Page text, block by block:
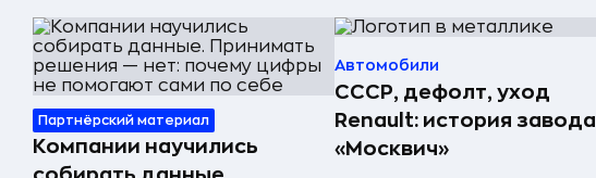
Партнёрский материал
Компании научились
Автомобили
СССР, дефолт, уход
Renault: история завода
«Москвич»